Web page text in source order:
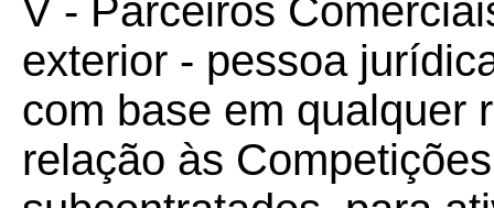
V - Parceiros
exterior - pessoa
com base em qualquer
relação às